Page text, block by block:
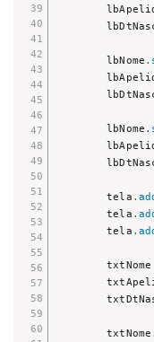
        lbNome
.
        lbNome
.
        tela
.
        tela
.
        tela
.
        txtNome
.